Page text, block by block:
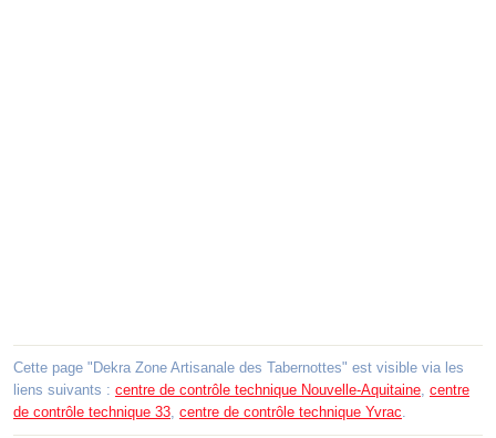
Cette page "Dekra Zone Artisanale des Tabernottes" est visible via les
liens suivants : centre de contrôle technique Nouvelle-Aquitaine centre
de contrôle technique 33 centre de contrôle technique Yvrac